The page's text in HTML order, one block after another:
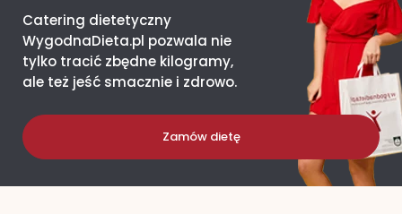
Catering dietetyczny
WygodnaDieta.pl pozwala nie
tylko tracić zbędne kilogramy,
ale też jeść smacznie i zdrowo.
Zamów dietę